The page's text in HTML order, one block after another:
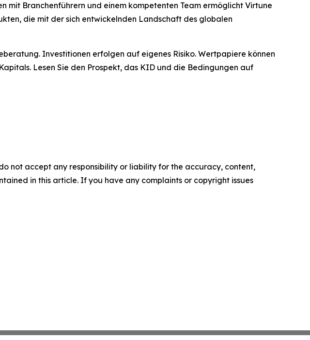
mit Branchenführern und einem kompetenten Team ermöglicht Virtune
die mit der sich entwickelnden Landschaft des globalen
Investitionen erfolgen auf eigenes Risiko. Wertpapiere können
Lesen Sie den Prospekt, das KID und die Bedingungen auf
not accept any responsibility or liability for the accuracy, content,
in this article. If you have any complaints or copyright issues